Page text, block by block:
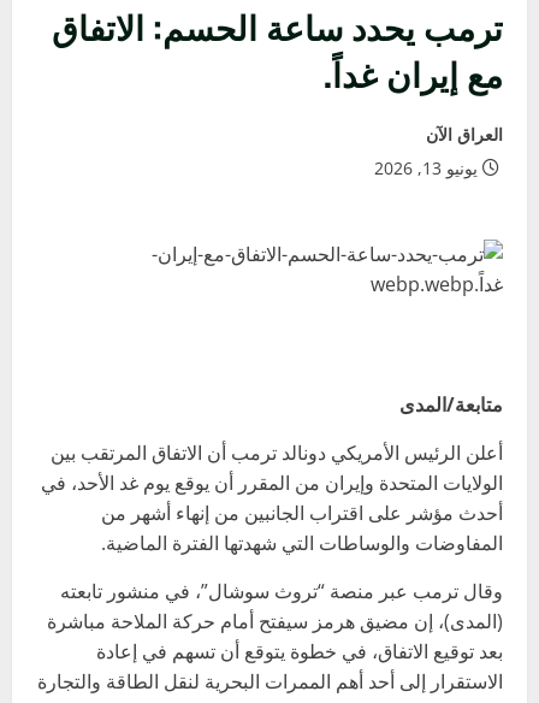
ترمب يحدد ساعة الحسم: الاتفاق
مع إيران غداً.
العراق الآن
يونيو 13, 2026
متابعة/المدى
أعلن الرئيس الأمريكي دونالد ترمب أن الاتفاق المرتقب بين
الولايات المتحدة وإيران من المقرر أن يوقع يوم غد الأحد، في
أحدث مؤشر على اقتراب الجانبين من إنهاء أشهر من
المفاوضات والوساطات التي شهدتها الفترة الماضية.
وقال ترمب عبر منصة “تروث سوشال”، في منشور تابعته
(المدى)، إن مضيق هرمز سيفتح أمام حركة الملاحة مباشرة
بعد توقيع الاتفاق، في خطوة يتوقع أن تسهم في إعادة
الاستقرار إلى أحد أهم الممرات البحرية لنقل الطاقة والتجارة